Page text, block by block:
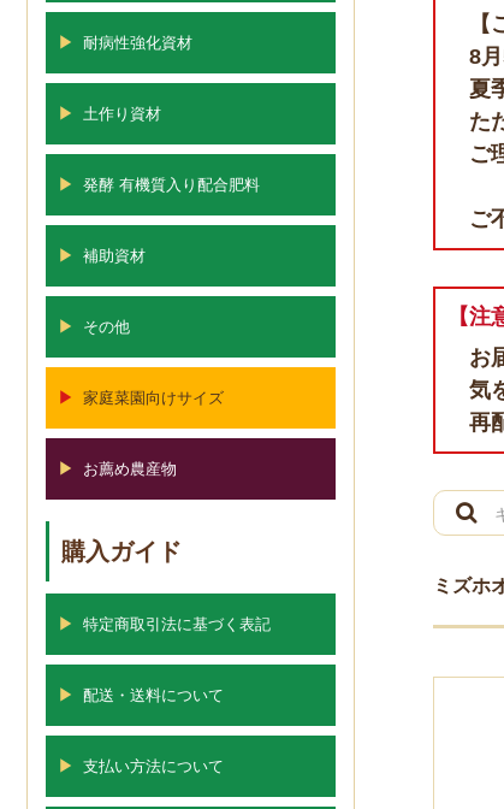
▶ 耐病性強化資材
▶ 土作り資材
▶ 発酵 有機質入り配合肥料
▶ 補助資材
▶ その他
▶ 家庭菜園向けサイズ
▶ お薦め農産物
購入ガイド
▶ 特定商取引法に基づく表記
▶ 配送・送料について
▶ 支払い方法について
8
夏
た
ご
ご
【注
お
気
再
ミズホ